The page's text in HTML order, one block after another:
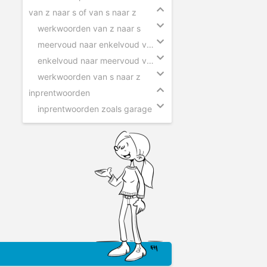
van z naar s of van s naar z
werkwoorden van z naar s
meervoud naar enkelvoud van z naar s
enkelvoud naar meervoud van s naar z
werkwoorden van s naar z
inprentwoorden
inprentwoorden zoals garage